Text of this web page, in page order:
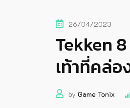
26/04/2023
Tekken
เท้าที่คล่
by Game Tonix